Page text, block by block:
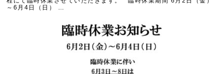
～6月4日（日） …